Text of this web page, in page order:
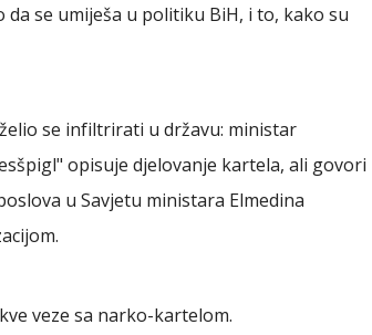
se umiješa u politiku BiH, i to, kako su
se infiltrirati u državu: ministar
opisuje djelovanje kartela, ali govori
u Savjetu ministara Elmedina
veze sa narko-kartelom.